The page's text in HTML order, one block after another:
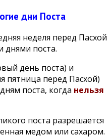
дни Поста
неделя перед Пасхой
днями поста.
день поста) и
пятница перед Пасхой)
поста, когда нельзя
поста разрешается
медом или сахаром.